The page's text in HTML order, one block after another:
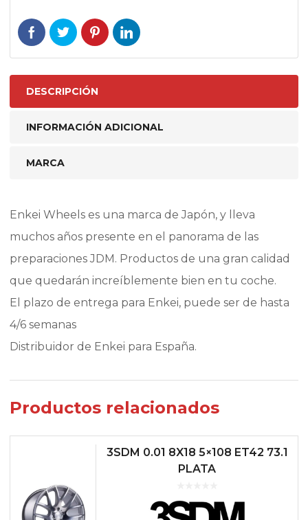
DESCRIPCIÓN
INFORMACIÓN ADICIONAL
MARCA
Enkei Wheels es una marca de Japón, y lleva
muchos años presente en el panorama de las
preparaciones JDM. Productos de una gran calidad
que quedarán increíblemente bien en tu coche.
El plazo de entrega para Enkei, puede ser de hasta
4/6 semanas
Distribuidor de Enkei para España.
Productos relacionados
3SDM 0.01 8X18 5×108 ET42 73.1
PLATA